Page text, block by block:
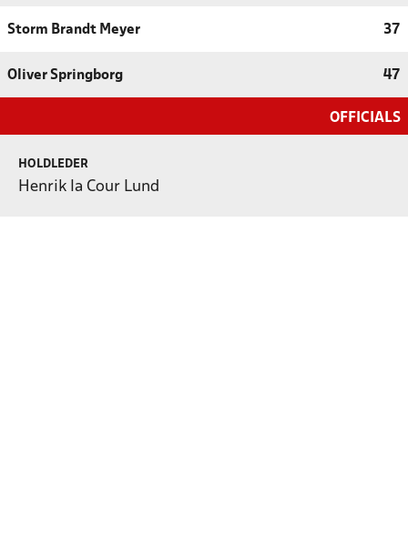
Storm Brandt Meyer 37
Oliver Springborg 47
OFFICIALS
HOLDLEDER
Henrik la Cour Lund